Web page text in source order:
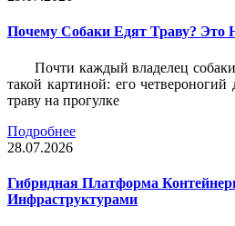
Почему Собаки Едят Траву? Это
Почти каждый владелец
такой картиной: его четвероногий
траву на прогулке
Подробнее
28.07.2026
Гибридная Платформа
Инфраструктурами